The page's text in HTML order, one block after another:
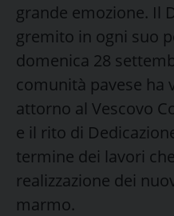
grande emozione. Il
gremito in ogni suo
domenica 28
comunità pavese ha
attorno al Vescovo
e il rito di
termine dei lavori
realizzazione dei
marmo.